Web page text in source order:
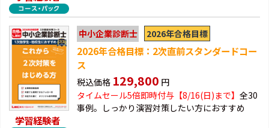
学習経験者
中小企業診断士 2026年合格目標
2026年合格目標：2次直前スタンダードコー
ス
税込価格 129,800 円
タイムセール5倍即時付与【8/16(日)まで】 全30
事例。しっかり演習対策したい方におすすめ